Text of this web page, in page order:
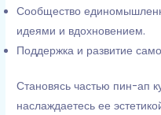
Сообщество
идеями и вдохновением.
Поддержка и развитие
Становясь частью пин-ап
наслаждаетесь ее